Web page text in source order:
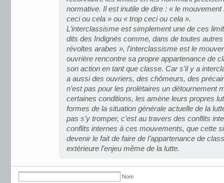
normative. Il est inutile de dire : « le mouvement
ceci ou cela » ou « trop ceci ou cela ».
L’interclassisme est simplement une de ces
dits des Indignés comme, dans de toutes
révoltes arabes », l’interclassisme est le
ouvrière rencontre sa propre appartenance de
son action en tant que classe. Car s’il y a
a aussi des ouvriers, des chômeurs, des
n’est pas pour les prolétaires un détournement
certaines conditions, les amène leurs propres
formes de la situation générale actuelle de la
pas s’y tromper, c’est au travers des conflits
conflits internes à ces mouvements, que cette
devenir le fait de faire de l’appartenance de
extérieure l’enjeu même de la lutte.
Nom